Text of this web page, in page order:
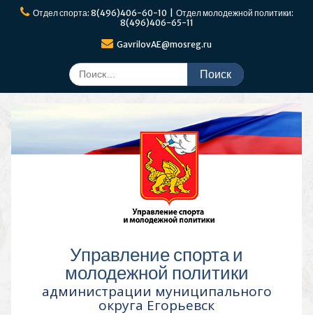
ПерейтиОтдел спорта: 8(496)406-60-10 | Отдел молодежной политики:
8(496)406-65-11
GavrilovAE@mosreg.ru
Поиск
по:
Управление спорта и
молодежной политики
администрации муниципального
округа Егорьевск